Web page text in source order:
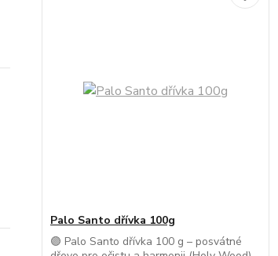
Palo Santo dřívka 100g
🟣 Palo Santo dřívka 100 g – posvátné